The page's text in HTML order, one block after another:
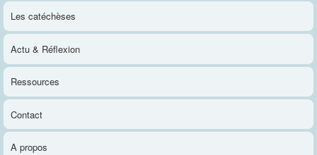
Les catéchèses
Actu & Réflexion
Ressources
Contact
A propos